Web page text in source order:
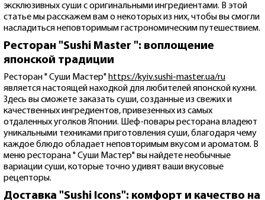
эксклюзивных суши с оригинальными ингредиентами. В этой
статье мы расскажем вам о некоторых из них, чтобы вы смогли
насладиться неповторимым гастрономическим путешествием.
Ресторан "Sushi Master ": воплощение
японской традиции
Ресторан " Суши Мастер" https://kyiv.sushi-master.ua/ru
является настоящей находкой для любителей японской кухни.
Здесь вы сможете заказать суши, созданные из свежих и
качественных ингредиентов, привезенных из самых
отдаленных уголков Японии. Шеф-повары ресторана владеют
уникальными техниками приготовления суши, благодаря чему
каждое блюдо обладает неповторимым вкусом и ароматом. В
меню ресторана " Суши Мастер" вы найдете необычные
вариации суши, которые точно удивят ваши вкусовые
рецепторы.
Доставка "Sushi Icons": комфорт и качество на